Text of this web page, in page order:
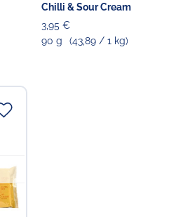
Chilli & Sour Cream
3,95 €
90 g
(43,89 / 1 kg)